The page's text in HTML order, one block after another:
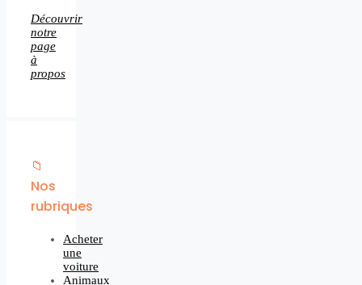
Découvrir
notre
page
à
propos
📁
Nos
rubriques
Acheter
une
voiture
Animaux